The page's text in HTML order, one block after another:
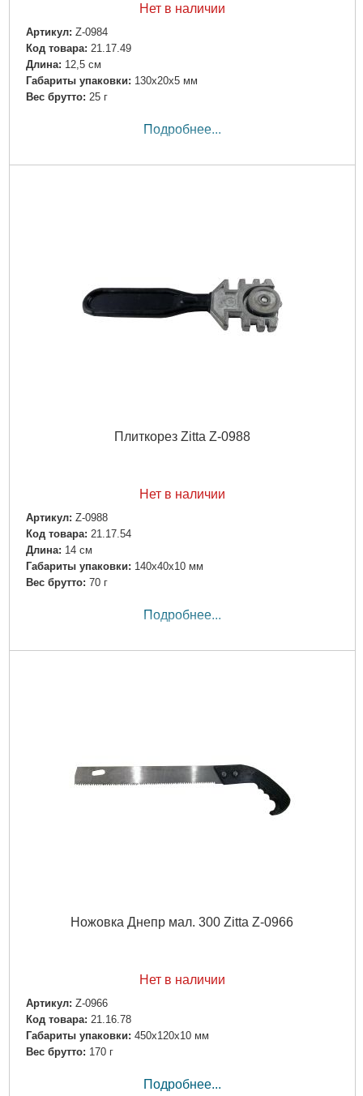
Нет в наличии
Артикул: Z-0984
Код товара: 21.17.49
Длина: 12,5 см
Габариты упаковки: 130x20x5 мм
Вес брутто: 25 г
Подробнее...
Плиткорез Zitta Z-0988
Нет в наличии
Артикул: Z-0988
Код товара: 21.17.54
Длина: 14 см
Габариты упаковки: 140x40x10 мм
Вес брутто: 70 г
Подробнее...
Ножовка Днепр мал. 300 Zitta Z-0966
Нет в наличии
Артикул: Z-0966
Код товара: 21.16.78
Габариты упаковки: 450x120x10 мм
Вес брутто: 170 г
Подробнее...